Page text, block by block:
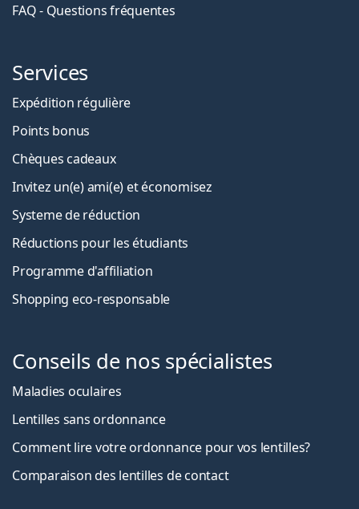
FAQ - Questions fréquentes
Services
Expédition régulière
Points bonus
Chèques cadeaux
Invitez un(e) ami(e) et économisez
Systeme de réduction
Réductions pour les étudiants
Programme d'affiliation
Shopping eco-responsable
Conseils de nos spécialistes
Maladies oculaires
Lentilles sans ordonnance
Comment lire votre ordonnance pour vos lentilles?
Comparaison des lentilles de contact